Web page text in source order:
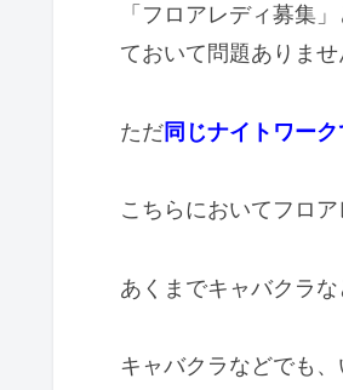
「フロアレディ募集
ておいて問題ありませ
ただ同じナイトワー
こちらにおいてフロ
あくまでキャバクラ
キャバクラなどでも